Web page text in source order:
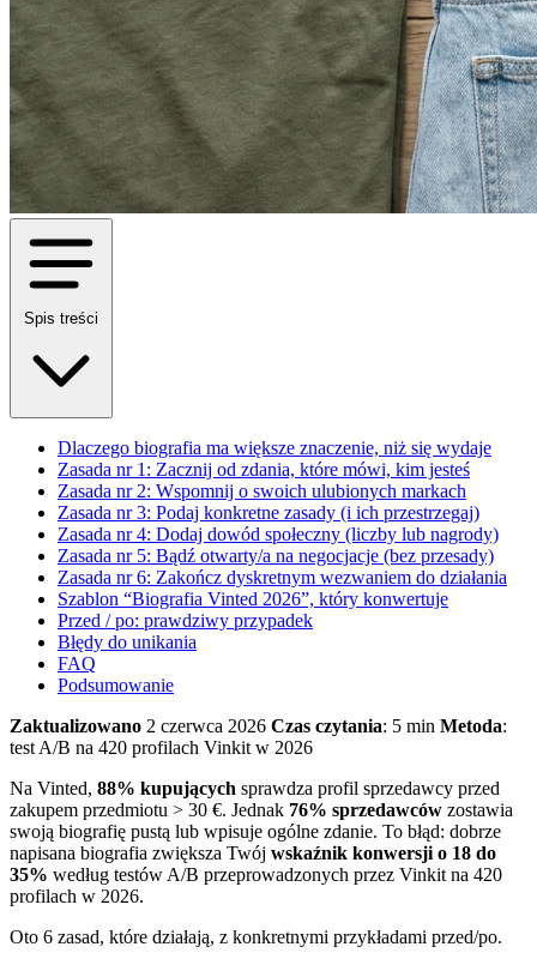
Spis treści
Dlaczego biografia ma większe znaczenie, niż się wydaje
Zasada nr 1: Zacznij od zdania, które mówi, kim jesteś
Zasada nr 2: Wspomnij o swoich ulubionych markach
Zasada nr 3: Podaj konkretne zasady (i ich przestrzegaj)
Zasada nr 4: Dodaj dowód społeczny (liczby lub nagrody)
Zasada nr 5: Bądź otwarty/a na negocjacje (bez przesady)
Zasada nr 6: Zakończ dyskretnym wezwaniem do działania
Szablon “Biografia Vinted 2026”, który konwertuje
Przed / po: prawdziwy przypadek
Błędy do unikania
FAQ
Podsumowanie
Zaktualizowano 2 czerwca 2026 Czas czytania: 5 min Metoda:
test A/B na 420 profilach Vinkit w 2026
Na Vinted, 88% kupujących sprawdza profil sprzedawcy przed
zakupem przedmiotu > 30 €. Jednak 76% sprzedawców zostawia
swoją biografię pustą lub wpisuje ogólne zdanie. To błąd: dobrze
napisana biografia zwiększa Twój wskaźnik konwersji o 18 do
35% według testów A/B przeprowadzonych przez Vinkit na 420
profilach w 2026.
Oto 6 zasad, które działają, z konkretnymi przykładami przed/po.